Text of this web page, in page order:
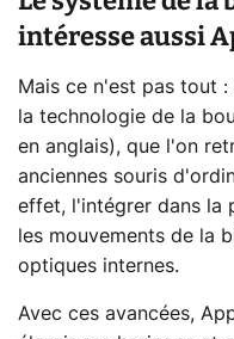
intéresse aussi
Mais ce n'est pas tout
la technologie de la
en anglais), que l'on
anciennes souris
effet, l'intégrer dans la
les mouvements de la
optiques internes.
Avec ces avancées,